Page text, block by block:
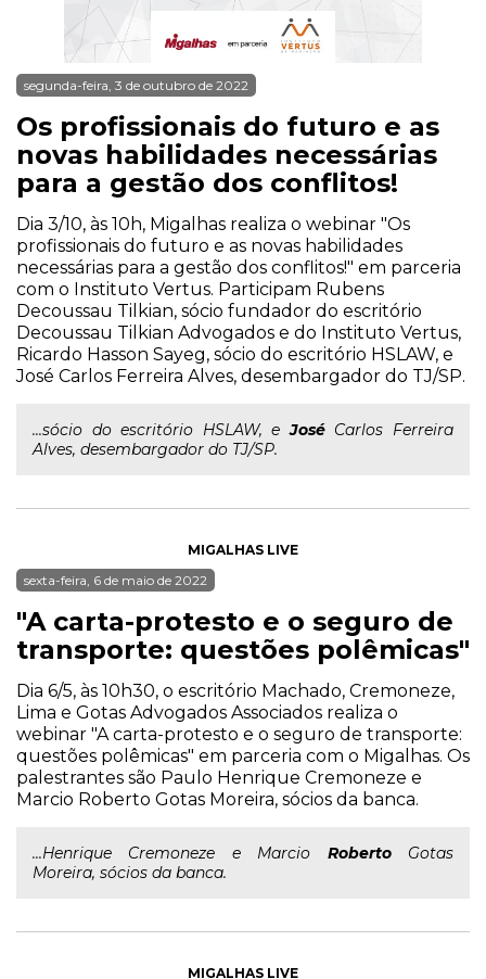
segunda-feira, 3 de outubro de 2022
Os profissionais do futuro e as
novas habilidades necessárias
para a gestão dos conflitos!
Dia 3/10, às 10h, Migalhas realiza o webinar "Os
profissionais do futuro e as novas habilidades
necessárias para a gestão dos conflitos!" em parceria
com o Instituto Vertus. Participam Rubens
Decoussau Tilkian, sócio fundador do escritório
Decoussau Tilkian Advogados e do Instituto Vertus,
Ricardo Hasson Sayeg, sócio do escritório HSLAW, e
José Carlos Ferreira Alves, desembargador do TJ/SP.
...sócio do escritório HSLAW, eJoséCarlos Ferreira
Alves, desembargador do TJ/SP.
MIGALHAS LIVE
sexta-feira, 6 de maio de 2022
"A carta-protesto e o seguro de
transporte: questões polêmicas"
Dia 6/5, às 10h30, o escritório Machado, Cremoneze,
Lima e Gotas Advogados Associados realiza o
webinar "A carta-protesto e o seguro de transporte:
questões polêmicas" em parceria com o Migalhas. Os
palestrantes são Paulo Henrique Cremoneze e
Marcio Roberto Gotas Moreira, sócios da banca.
...Henrique Cremoneze e Marcio RobertoGotas
Moreira, sócios da banca.
MIGALHAS LIVE